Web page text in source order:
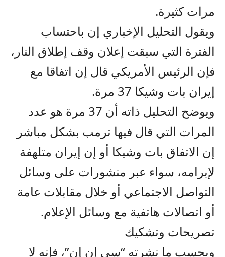
مرات كثيرة.
ويقول التحليل الإخباري إن باحتساب
الفترة التي سبقت إعلان وقف إطلاق النار،
فإن الرئيس الأمريكي قال إن اتفاقا مع
إيران بات وشيكا 37 مرة.
ويوضح التحليل ذاته أن 37 مرة هو عدد
المرات التي قال فيها ترمب بشكل مباشر
إن الاتفاق بات وشيكا أو إن إيران متلهفة
لإبرامه، سواء عبر منشورات على وسائل
التواصل الاجتماعي أو خلال مقابلات عامة
أو اتصالات هاتفية مع وسائل الإعلام.
تصريحات وتشكيك
وبحسب ما نشرته “سي إن إن”، فإنه لا